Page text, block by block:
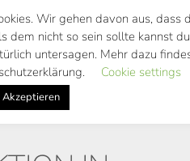
Wir gehen davon aus, dass
dem nicht so sein sollte kannst
untersagen. Mehr dazu
Cookie settings
Akzeptieren